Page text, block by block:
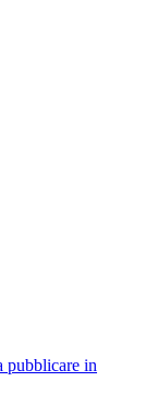
pubblicare in